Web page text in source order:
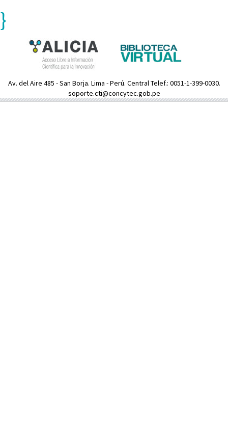
}
Av. del Aire 485 - San Borja. Lima - Perú. Central Telef.: 0051-1-399-0030.
soporte.cti@concytec.gob.pe